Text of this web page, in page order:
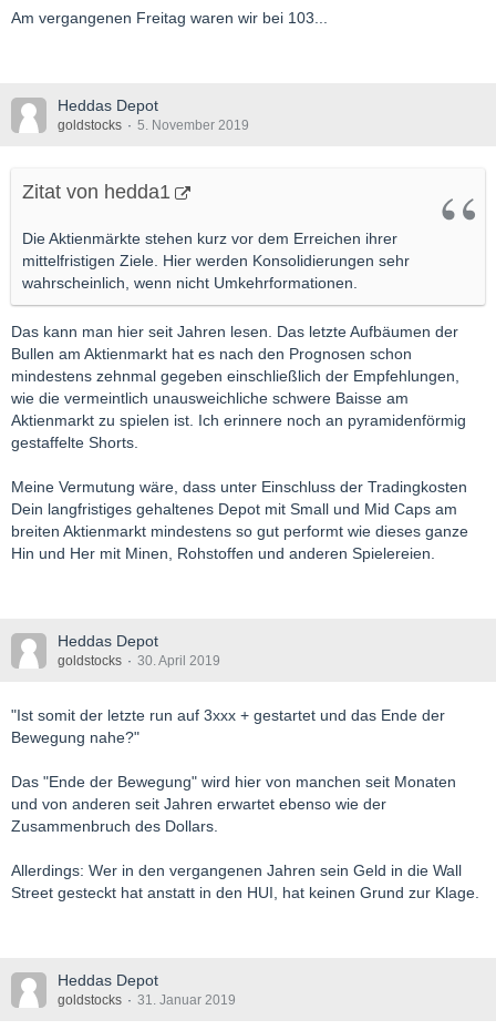
Am vergangenen Freitag waren wir bei 103...
Heddas Depot
goldstocks 5. November 2019
Zitat von hedda1
Die Aktienmärkte stehen kurz vor dem Erreichen ihrer
mittelfristigen Ziele. Hier werden Konsolidierungen sehr
wahrscheinlich, wenn nicht Umkehrformationen.
Das kann man hier seit Jahren lesen. Das letzte Aufbäumen der
Bullen am Aktienmarkt hat es nach den Prognosen schon
mindestens zehnmal gegeben einschließlich der Empfehlungen,
wie die vermeintlich unausweichliche schwere Baisse am
Aktienmarkt zu spielen ist. Ich erinnere noch an pyramidenförmig
gestaffelte Shorts.
Meine Vermutung wäre, dass unter Einschluss der Tradingkosten
Dein langfristiges gehaltenes Depot mit Small und Mid Caps am
breiten Aktienmarkt mindestens so gut performt wie dieses ganze
Hin und Her mit Minen, Rohstoffen und anderen Spielereien.
Heddas Depot
goldstocks 30. April 2019
"Ist somit der letzte run auf 3xxx + gestartet und das Ende der
Bewegung nahe?"
Das "Ende der Bewegung" wird hier von manchen seit Monaten
und von anderen seit Jahren erwartet ebenso wie der
Zusammenbruch des Dollars.
Allerdings: Wer in den vergangenen Jahren sein Geld in die Wall
Street gesteckt hat anstatt in den HUI, hat keinen Grund zur Klage.
Heddas Depot
goldstocks 31. Januar 2019